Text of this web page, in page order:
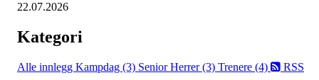
22.07.2026
Kategori
Alle innlegg Kampdag (3) Senior Herrer (3) Trenere (4) RSS